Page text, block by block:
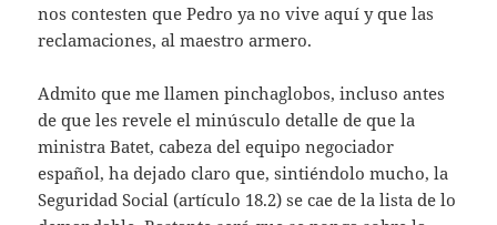
nos contesten que Pedro ya no vive aquí y que las
reclamaciones, al maestro armero.
Admito que me llamen pinchaglobos, incluso antes
de que les revele el minúsculo detalle de que la
ministra Batet, cabeza del equipo negociador
español, ha dejado claro que, sintiéndolo mucho, la
Seguridad Social (artículo 18.2) se cae de la lista de lo